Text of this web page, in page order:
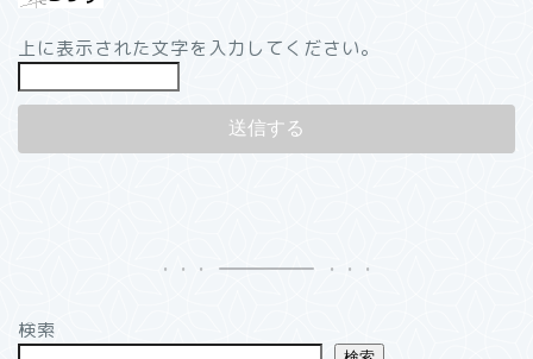
上に表示された文字を入力してください。
検索